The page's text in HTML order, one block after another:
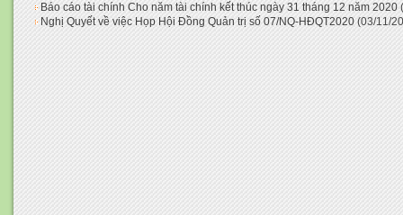
Báo cáo tài chính Cho năm tài chính kết thúc ngày 31 tháng 12 năm 2020
Nghị Quyết về việc Họp Hội Đồng Quản trị số 07/NQ-HĐQT2020 (03/11/